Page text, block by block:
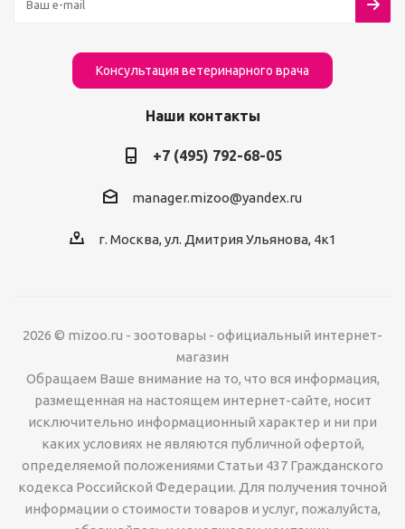
Консультация ветеринарного врача
Наши контакты
+7 (495) 792-68-05
manager.mizoo@yandex.ru
г. Москва, ул. Дмитрия Ульянова, 4к1
2026 © mizoo.ru - зоотовары - официальный интернет-
магазин
Обращаем Ваше внимание на то, что вся информация,
размещенная на настоящем интернет-сайте, носит
исключительно информационный характер и ни при
каких условиях не являются публичной офертой,
определяемой положениями Статьи 437 Гражданского
кодекса Российской Федерации. Для получения точной
информации о стоимости товаров и услуг, пожалуйста,